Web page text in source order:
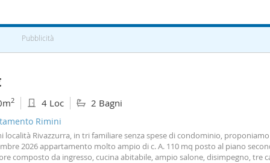
Pubblicità
2 4 Loc 2 Bagni
Rimini
località Rivazzurra, in tri familiare senza spese di condominio,
2026 appartamento molto ampio di c. A. 110 mq posto al piano
composto da ingresso, cucina abitabile, ampio salone, disimpegno, tre